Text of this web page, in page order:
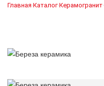
Главная›Каталог›Керамогранит›